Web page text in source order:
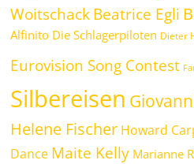
WoitschackBeatrice Egli
Alfinito Die Schlagerpiloten Dieter
Eurovision Song Contest
Silbereisen
Helene Fischer Howard
Dance Maite Kelly Marianne